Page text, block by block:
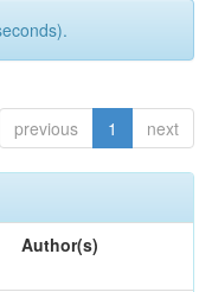
previous 1 next
Author(s)